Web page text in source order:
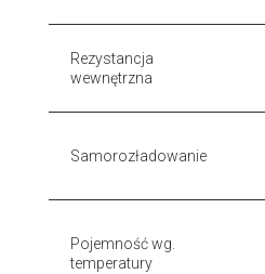
Rezystancja
wewnętrzna
Samorozładowanie
Pojemność wg.
temperatury